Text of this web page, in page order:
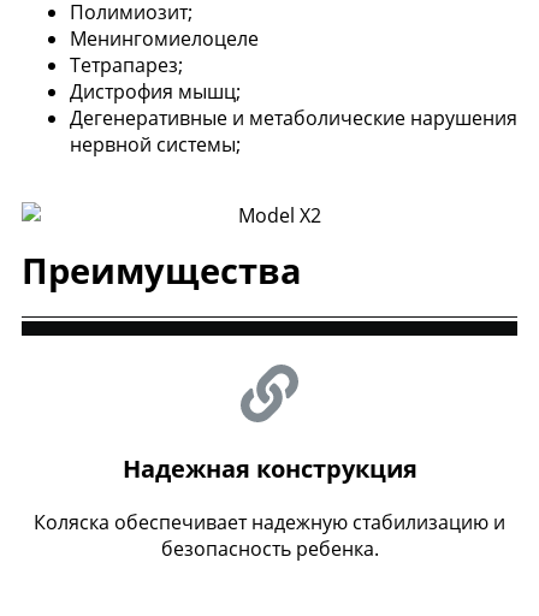
Полимиозит;
Менингомиелоцеле
Тетрапарез;
Дистрофия мышц;
Дегенеративные и метаболические нарушения
нервной системы;
Преимущества
Надежная конструкция
Коляска обеспечивает надежную стабилизацию и
безопасность ребенка.